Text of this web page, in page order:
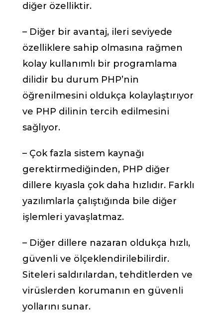
diğer özelliktir.
– Diğer bir avantaj, ileri seviyede
özelliklere sahip olmasına rağmen
kolay kullanımlı bir programlama
dilidir bu durum PHP’nin
öğrenilmesini oldukça kolaylaştırıyor
ve PHP dilinin tercih edilmesini
sağlıyor.
– Çok fazla sistem kaynağı
gerektirmediğinden, PHP diğer
dillere kıyasla çok daha hızlıdır. Farklı
yazılımlarla çalıştığında bile diğer
işlemleri yavaşlatmaz.
– Diğer dillere nazaran oldukça hızlı,
güvenli ve ölçeklendirilebilirdir.
Siteleri saldırılardan, tehditlerden ve
virüslerden korumanın en güvenli
yollarını sunar.